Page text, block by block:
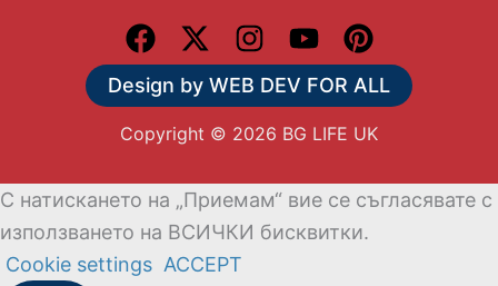
Design by WEB DEV FOR ALL
Copyright © 2026 BG LIFE UK
С натискането на „Приемам“ вие се съгласявате с
използването на ВСИЧКИ бисквитки.
Cookie settings ACCEPT